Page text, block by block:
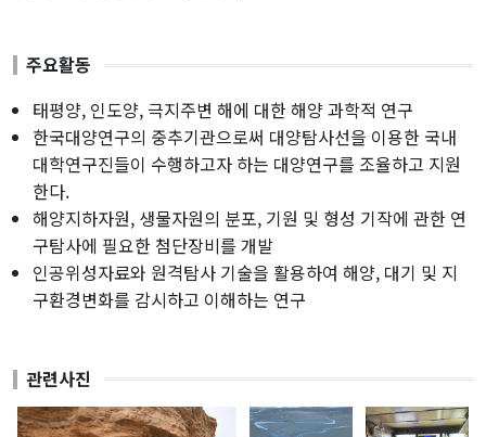
주요활동
태평양, 인도양, 극지주변 해에 대한 해양 과학적 연구
한국대양연구의 중추기관으로써 대양탐사선을 이용한 국내
대학연구진들이 수행하고자 하는 대양연구를 조율하고 지원
한다.
해양지하자원, 생물자원의 분포, 기원 및 형성 기작에 관한 연
구탐사에 필요한 첨단장비를 개발
인공위성자료와 원격탐사 기술을 활용하여 해양, 대기 및 지
구환경변화를 감시하고 이해하는 연구
관련사진
연구과제
국제논문
국내논문
기타연구
게시판